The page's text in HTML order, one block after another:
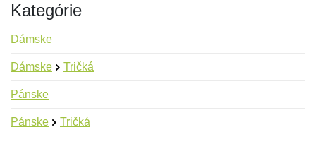
Kategórie
Dámske
Dámske Tričká
Pánske
Pánske Tričká